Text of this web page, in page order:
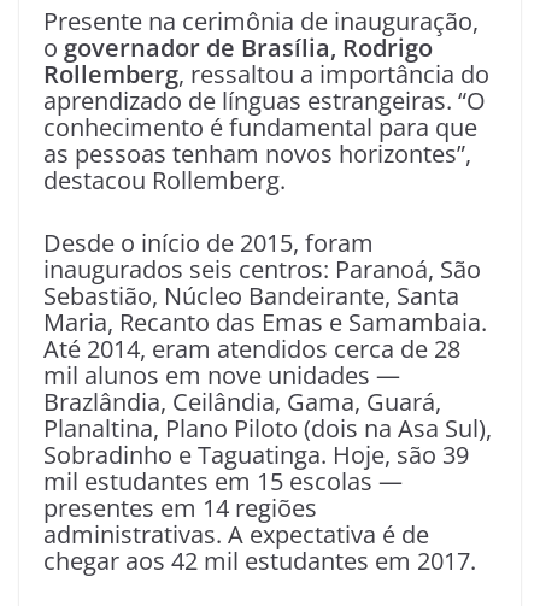
Presente na cerimônia de inauguração,
o governador de Brasília, Rodrigo
Rollemberg, ressaltou a importância do
aprendizado de línguas estrangeiras. “O
conhecimento é fundamental para que
as pessoas tenham novos horizontes”,
destacou Rollemberg.
Desde o início de 2015, foram
inaugurados seis centros: Paranoá, São
Sebastião, Núcleo Bandeirante, Santa
Maria, Recanto das Emas e Samambaia.
Até 2014, eram atendidos cerca de 28
mil alunos em nove unidades —
Brazlândia, Ceilândia, Gama, Guará,
Planaltina, Plano Piloto (dois na Asa Sul),
Sobradinho e Taguatinga. Hoje, são 39
mil estudantes em 15 escolas —
presentes em 14 regiões
administrativas. A expectativa é de
chegar aos 42 mil estudantes em 2017.